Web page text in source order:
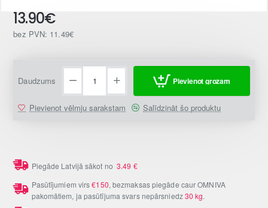
13.90€
bez PVN: 11.49€
Daudzums Pievienot grozam
Pievienot vēlmju sarakstam Salīdzināt šo produktu
Piegāde Latvijā sākot no3.49 €
Pasūtījumiem virs€150, bezmaksas piegāde caur OMNIVA
pakomātiem, ja pasūtījuma svars nepārsniedz30 kg.